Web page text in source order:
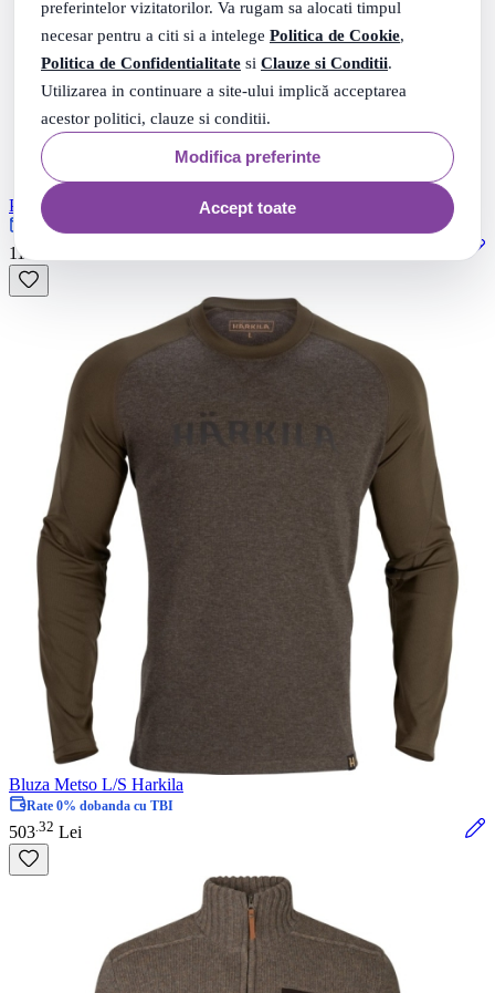
preferintelor vizitatorilor. Va rugam sa alocati timpul
necesar pentru a citi si a intelege Politica de Cookie,
Politica de Confidentialitate si Clauze si Conditii.
Utilizarea in continuare a site-ului implică acceptarea
acestor politici, clauze si conditii.
Modifica preferinte
Accept toate
Pulover Metso Half Zip Harkila
Rate 0% dobanda cu TBI
1164
Bluza Metso L/S Harkila
Rate 0% dobanda cu TBI
503 32 Lei